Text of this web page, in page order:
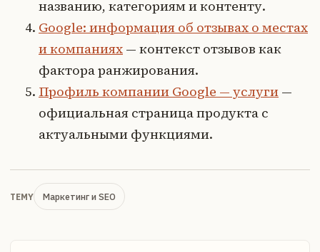
названию, категориям и контенту.
Google: информация об отзывах о местах
и компаниях — контекст отзывов как
фактора ранжирования.
Профиль компании Google — услуги —
официальная страница продукта с
актуальными функциями.
TEMY Маркетинг и SEO